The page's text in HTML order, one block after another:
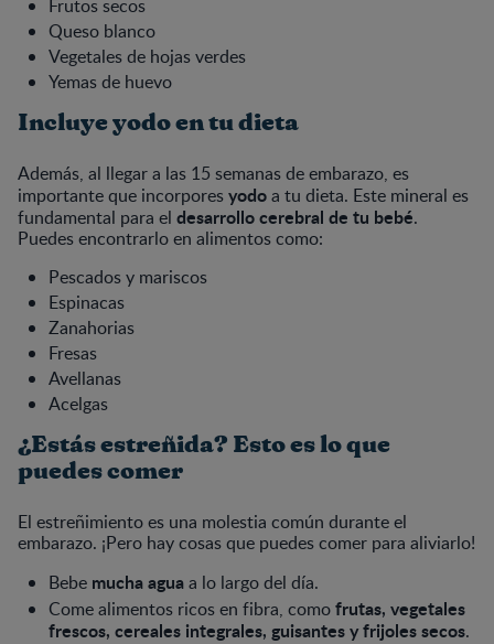
Frutos secos
Queso blanco
Vegetales de hojas verdes
Yemas de huevo
Incluye yodo en tu dieta
Además, al llegar a las 15 semanas de embarazo, es
importante que incorporesyodoa tu dieta. Este mineral es
fundamental para el desarrollo cerebral de tu bebé.
Puedes encontrarlo en alimentos como:
Pescados y mariscos
Espinacas
Zanahorias
Fresas
Avellanas
Acelgas
¿Estás estreñida? Esto es lo que
puedes comer
El estreñimiento es una molestia común durante el
embarazo. ¡Pero hay cosas que puedes comer para aliviarlo!
Bebe mucha aguaa lo largo del día.
Come alimentos ricos en fibra, comofrutas, vegetales
frescos, cereales integrales, guisantes y frijoles secos.